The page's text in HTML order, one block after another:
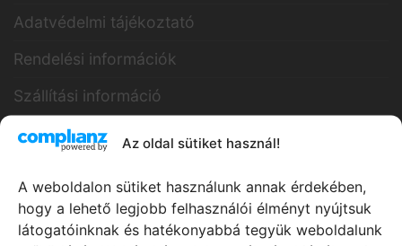
Az oldal sütiket használ!
A weboldalon sütiket használunk annak érdekében,
hogy a lehető legjobb felhasználói élményt nyújtsuk
látogatóinknak és hatékonyabbá tegyük weboldalunk
Adatvédelmi tájékoztató
Rendelési információk
Szállítási információ
Bankkártyás fizetés
Garancia